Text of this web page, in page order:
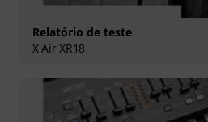
Relatório de teste
X Air XR18